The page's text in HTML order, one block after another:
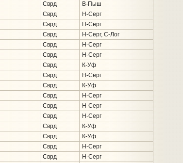
Сврд
В-Пыш
Сврд
Н-Серг
Сврд
Н-Серг
Сврд
Н-Серг, С-Лог
Сврд
Н-Серг
Сврд
Н-Серг
Сврд
К-Уф
Сврд
Н-Серг
Сврд
К-Уф
Сврд
Н-Серг
Сврд
Н-Серг
Сврд
Н-Серг
Сврд
К-Уф
Сврд
К-Уф
Сврд
Н-Серг
Сврд
Н-Серг